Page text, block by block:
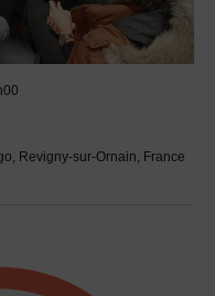
Revigny-sur-Ornain, France